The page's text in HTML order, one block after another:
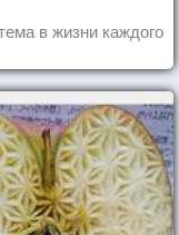
в жизни каждого